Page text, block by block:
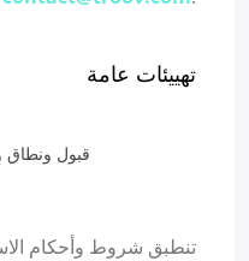
تهييئات عامة
قبول ونطاق
تنطبق شروط وأحكام